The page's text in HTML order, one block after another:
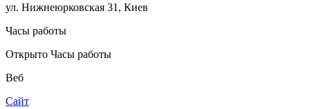
ул. Нижнеюрковская 31, Киев
Часы работы
Открыто Часы работы
Веб
Сайт